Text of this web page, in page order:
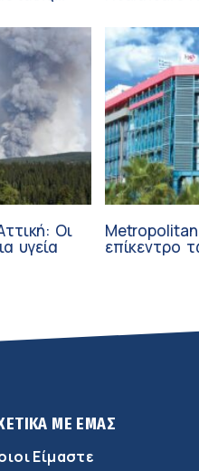
Ομίλου HHG
Οι
υγεία επίκεντρο των
ΜΕ ΕΜΑΣ
Είμαστε